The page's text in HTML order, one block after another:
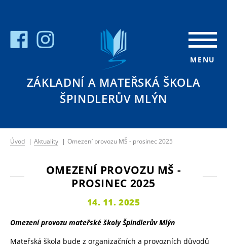
ZÁKLADNÍ A MATEŘSKÁ ŠKOLA
ŠPINDLERŮV MLÝN
MENU
Úvod | Aktuality | Omezení provozu MŠ - prosinec 2025
OMEZENÍ PROVOZU MŠ -
PROSINEC 2025
14. 11. 2025
Omezení provozu mateřské školy ŠpindlerůvMlýn
Mateřská škola bude z organizačních a provozních důvodů